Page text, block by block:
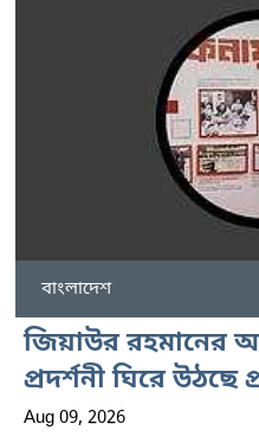
বাংলাদেশ
জিয়াউর রহমানের
প্রদর্শনী ঘিরে উঠছে
Aug 09, 2026